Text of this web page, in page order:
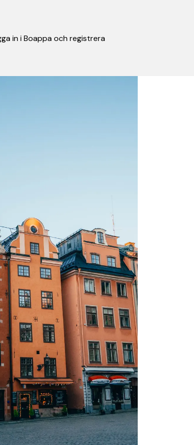
in i Boappa och registrera